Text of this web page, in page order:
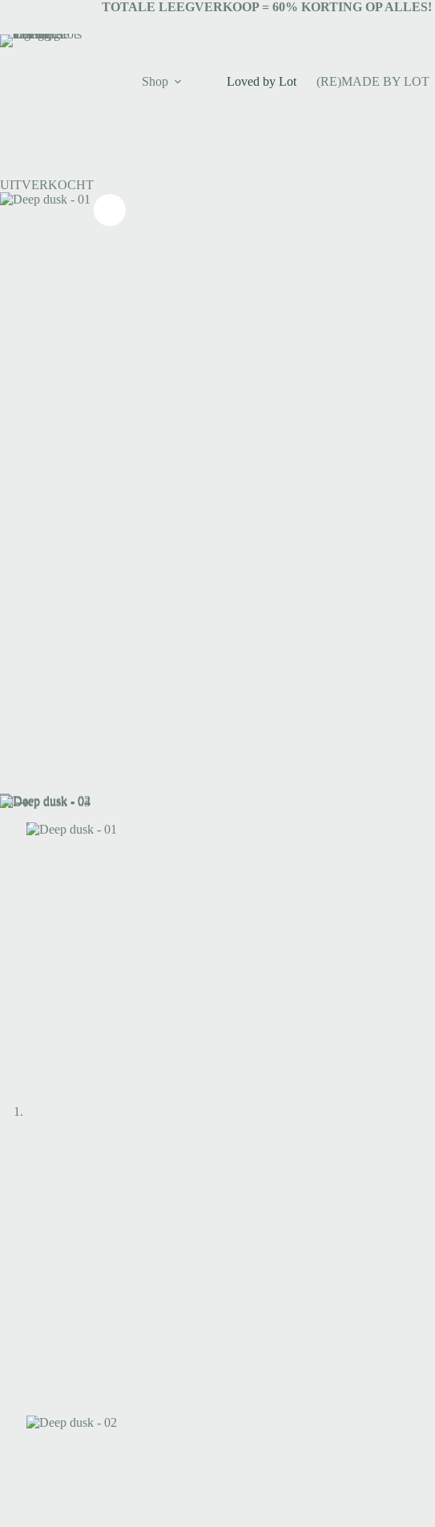
TOTALE LEEGVERKOOP = 60% KORTING OP ALLES!
Shop Loved by Lot (RE)MADE BY LOT
UITVERKOCHT